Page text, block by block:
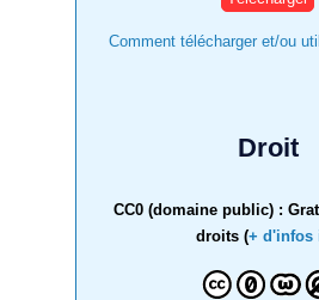
Comment télécharger et/ou
Droit
CC0 (domaine public) :
droits (+ d'infos